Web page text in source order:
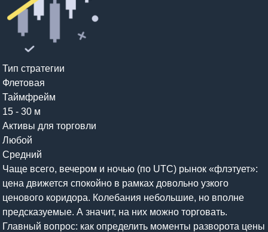
Тип стратегии
Флетовая
Таймфрейм
15 - 30 м
Активы для торговли
Любой
Средний
Чаще всего, вечером и ночью (по UTC) рынок «флэтует»:
цена движется спокойно в рамках довольно узкого
ценового коридора. Колебания небольшие, но вполне
предсказуемые. А значит, на них можно торговать.
Главный вопрос: как определить моменты разворота цены